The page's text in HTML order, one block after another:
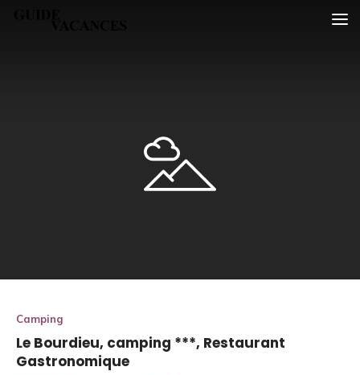
Camping
Le Bourdieu, camping ***, Restaurant
Gastronomique